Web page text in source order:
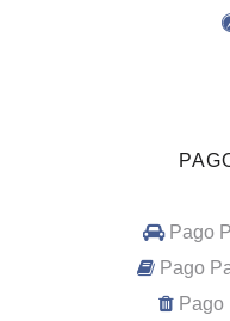
Pago
Pago
Pago